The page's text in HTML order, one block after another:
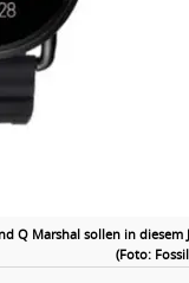
Q Marshal sollen in
(Foto: